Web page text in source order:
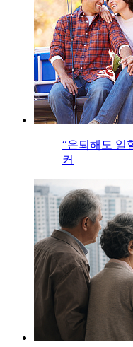
“은퇴해도 일
커